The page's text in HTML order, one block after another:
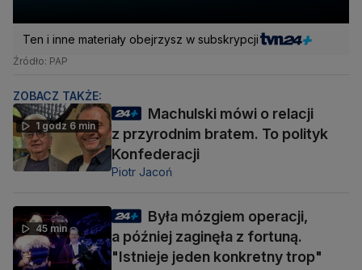
Ten i inne materiały obejrzysz w subskrypcji
Źródło: PAP
ZOBACZ TAKŻE:
1 godz 6 min
Machulski mówi o relacji
z przyrodnim bratem. To polityk
Konfederacji
Piotr Jacoń
45 min
Była mózgiem operacji,
a później zaginęła z fortuną.
"Istnieje jeden konkretny trop"